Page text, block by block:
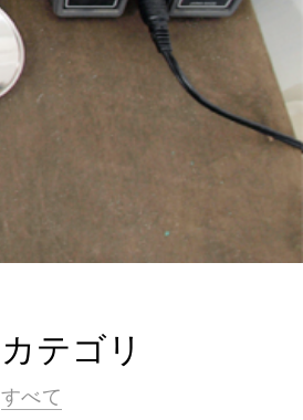
カテゴリ
すべて